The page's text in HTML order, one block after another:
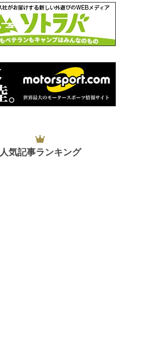
人気記事ランキング